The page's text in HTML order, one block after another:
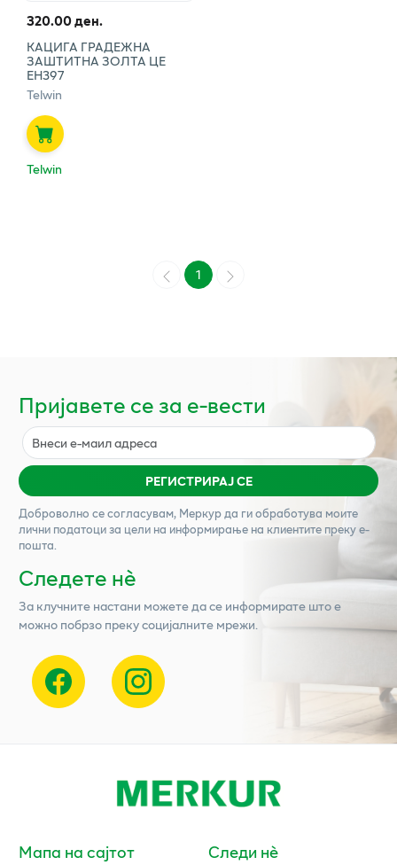
320.00 ден.
КАЦИГА ГРАДЕЖНА
ЗАШТИТНА ЗОЛТА ЦЕ
ЕН397
Telwin
Telwin
1
Пријавете се за е-вести
РЕГИСТРИРАЈ СЕ
Доброволно се согласувам, Меркурда ги обработува моите
лични податоци за цели на информирање на клиентите преку е-
пошта.
Следете нѐ
За клучните настани можете да се информирате што е
можно побрзо преку социјалните мрежи.
Мапа на сајтот Следи нè